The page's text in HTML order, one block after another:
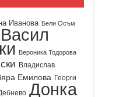
Иванова Бели Осъм
Васил
Вероника Тодорова
Владислав
Емилова Георги
Донка